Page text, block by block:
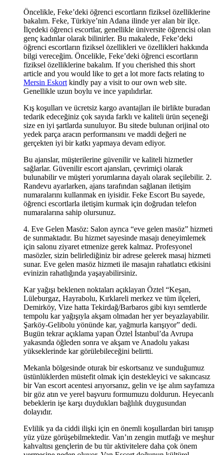
Öncelikle, Feke’deki öğrenci escortların fiziksel özelliklerine
bakalım. Feke, Türkiye’nin Adana ilinde yer alan bir ilçe.
İlçedeki öğrenci escortlar, genellikle üniversite öğrencisi olan
genç kadınlar olarak bilinirler. Bu makalede, Feke’deki
öğrenci escortların fiziksel özellikleri ve özellikleri hakkında
bilgi vereceğim. Öncelikle, Feke’deki öğrenci escortların
fiziksel özelliklerine bakalım. If you cherished this short
article and you would like to get a lot more facts relating to
Mersin Eskort kindly pay a visit to our own web site.
Genellikle uzun boylu ve ince yapılıdırlar.
Kış koşulları ve ücretsiz kargo avantajları ile birlikte buradan
tedarik edeceğiniz çok sayıda farklı ve kaliteli ürün seçeneği
size en iyi şartlarda sunuluyor. Bu sitede bulunan orijinal oto
yedek parça aracın performansını ve maddi değeri ne
gerçekten iyi bir katkı yapmaya devam ediyor.
Bu ajanslar, müşterilerine güvenilir ve kaliteli hizmetler
sağlarlar. Güvenilir escort ajansları, çevrimiçi olarak
bulunabilir ve müşteri yorumlarına dayalı olarak seçilebilir. 2.
Randevu ayarlarken, ajans tarafından sağlanan iletişim
numaralarını kullanmak en iyisidir. Feke Escort Bu sayede,
öğrenci escortlarla iletişim kurmak için doğrudan telefon
numaralarına sahip olursunuz.
4. Eve Gelen Masöz: Salon ayrıca “eve gelen masöz” hizmeti
de sunmaktadır. Bu hizmet sayesinde masajı deneyimlemek
için salonu ziyaret etmenize gerek kalmaz. Profesyonel
masözler, sizin belirlediğiniz bir adrese gelerek masaj hizmeti
sunar. Eve gelen masöz hizmeti ile masajın rahatlatıcı etkisini
evinizin rahatlığında yaşayabilirsiniz.
Kar yağışı beklenen noktaları açıklayan Öztel “Keşan,
Lüleburgaz, Hayrabolu, Kırklareli merkez ve tüm ilçeleri,
Demirköy, Vize hatta Tekirdağ/Barbaros gibi kıyı semtlerde
tempolu kar yağışıyla akşam olmadan her yer beyazlayabilir.
Şarköy-Gelibolu yönünde kar, yağmurla karışıyor” dedi.
Bugün tekrar açıklama yapan Öztel İstanbul’da Avrupa
yakasında öğleden sonra ve akşam ve Anadolu yakası
yükseklerinde kar görülebileceğini belirtti.
Mekanla bölgesinde oturak bir eskortsanız ve sunduğumuz
üstünlüklerden müstefit olmak için destekleyici ve sakıncasız
bir Van escort acentesi arıyorsanız, gelin ve işe alım sayfamıza
bir göz atın ve yerel başvuru formumuzu doldurun. Heyecanlı
bebeklerin işe karşı duydukları bağlılık duygusundan
dolayıdır.
Evlilik ya da ciddi ilişki için en önemli koşullardan biri tanışıp
yüz yüze görüşebilmektedir. Van’ın zengin mutfağı ve meşhur
kahvaltısı gençlerin de bu tür aktivitelere daha çok önem